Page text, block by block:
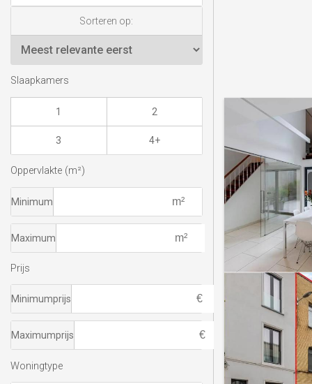
Sorteren op:
Slaapkamers
1 2
3 4+
Oppervlakte (m²)
Minimum
Maximum
Prijs
Minimumprijs
Maximumprijs
Woningtype